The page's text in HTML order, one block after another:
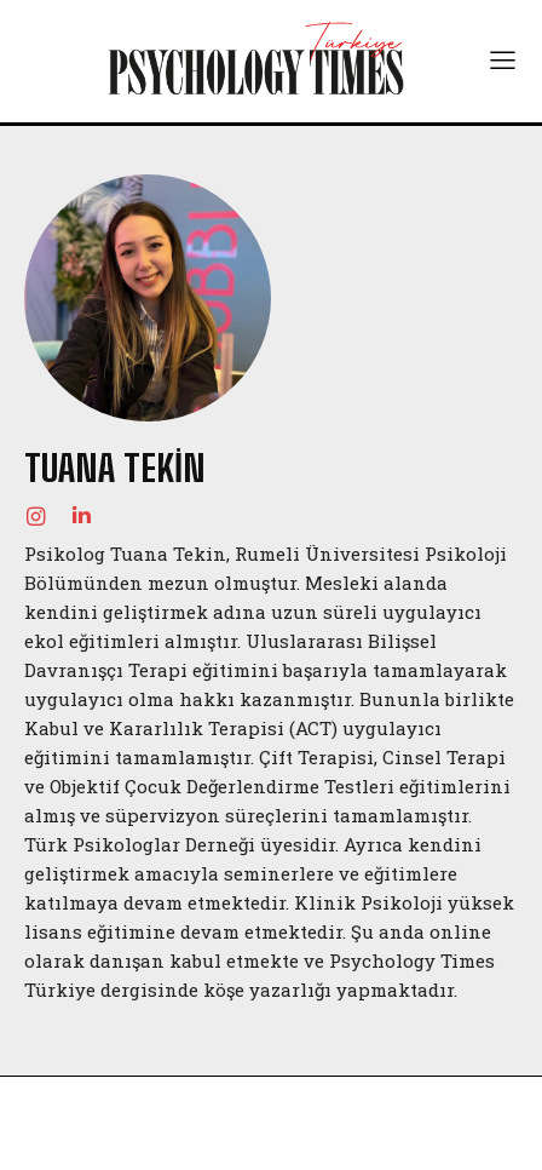
TUANA TEKIN
Psikolog Tuana Tekin, Rumeli Üniversitesi Psikoloji
Bölümünden mezun olmuştur. Mesleki alanda
kendini geliştirmek adına uzun süreli uygulayıcı
ekol eğitimleri almıştır. Uluslararası Bilişsel
Davranışçı Terapi eğitimini başarıyla tamamlayarak
uygulayıcı olma hakkı kazanmıştır. Bununla birlikte
Kabul ve Kararlılık Terapisi (ACT) uygulayıcı
eğitimini tamamlamıştır. Çift Terapisi, Cinsel Terapi
ve Objektif Çocuk Değerlendirme Testleri eğitimlerini
almış ve süpervizyon süreçlerini tamamlamıştır.
Türk Psikologlar Derneği üyesidir. Ayrıca kendini
geliştirmek amacıyla seminerlere ve eğitimlere
katılmaya devam etmektedir. Klinik Psikoloji yüksek
lisans eğitimine devam etmektedir. Şu anda online
olarak danışan kabul etmekte ve Psychology Times
Türkiye dergisinde köşe yazarlığı yapmaktadır.